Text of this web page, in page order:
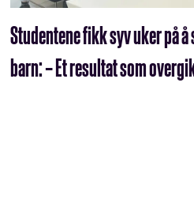
Studentene fikk syv uker på
barn: – Et resultat som